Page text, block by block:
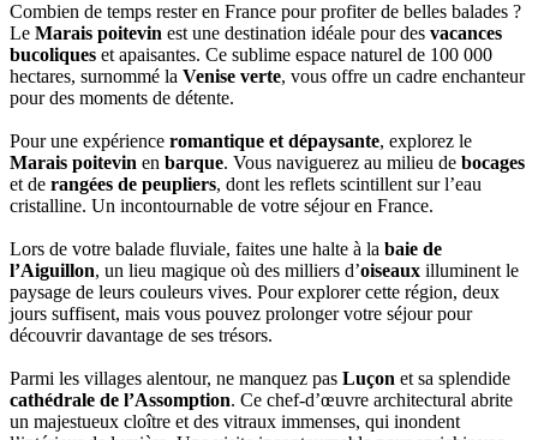
Combien de temps rester en France pour profiter de belles balades ?
Le Marais poitevin est une destination idéale pour des vacances
bucoliques et apaisantes. Ce sublime espace naturel de 100 000
hectares, surnommé la Venise verte, vous offre un cadre enchanteur
pour des moments de détente.
Pour une expérience romantique et dépaysante, explorez le
Marais poitevin en barque. Vous naviguerez au milieu de bocages
et de rangées de peupliers, dont les reflets scintillent sur l’eau
cristalline. Un incontournable de votre séjour en France.
Lors de votre balade fluviale, faites une halte à la baie de
l’Aiguillon, un lieu magique où des milliers d’oiseaux illuminent le
paysage de leurs couleurs vives. Pour explorer cette région, deux
jours suffisent, mais vous pouvez prolonger votre séjour pour
découvrir davantage de ses trésors.
Parmi les villages alentour, ne manquez pas Luçon et sa splendide
cathédrale de l’Assomption. Ce chef-d’œuvre architectural abrite
un majestueux cloître et des vitraux immenses, qui inondent